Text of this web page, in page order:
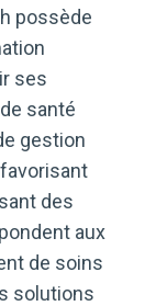
possède
ses
santé
gestion
des
aux
de soins
solutions